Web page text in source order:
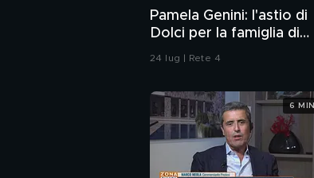
Pamela Genini: l'astio di
Dolci per la famiglia di
Pamela
24 lug | Rete 4
6 MIN